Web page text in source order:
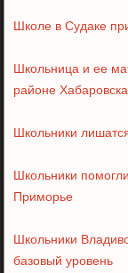
Школе в Судаке
Школьница и ее
районе Хабаровска
Школьники
Школьники
Приморье
Школьники
базовый уровень